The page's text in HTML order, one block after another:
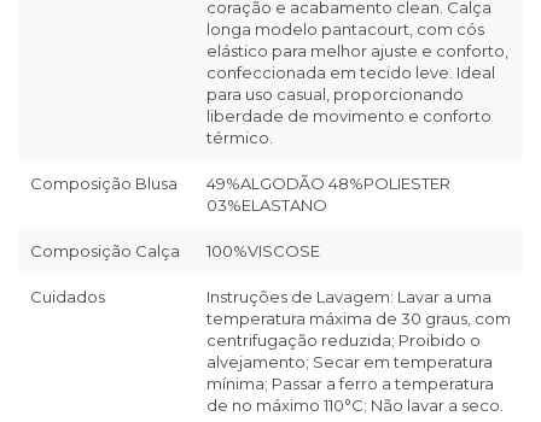
coração e acabamento clean. Calça
longa modelo pantacourt, com cós
elástico para melhor ajuste e conforto,
confeccionada em tecido leve. Ideal
para uso casual, proporcionando
liberdade de movimento e conforto
térmico.
Composição Blusa
49%ALGODÃO 48%POLIESTER
03%ELASTANO
Composição Calça 100%VISCOSE
Cuidados
Instruções de Lavagem: Lavar a uma
temperatura máxima de 30 graus, com
centrifugação reduzida; Proibido o
alvejamento; Secar em temperatura
mínima; Passar a ferro a temperatura
de no máximo 110°C; Não lavar a seco.